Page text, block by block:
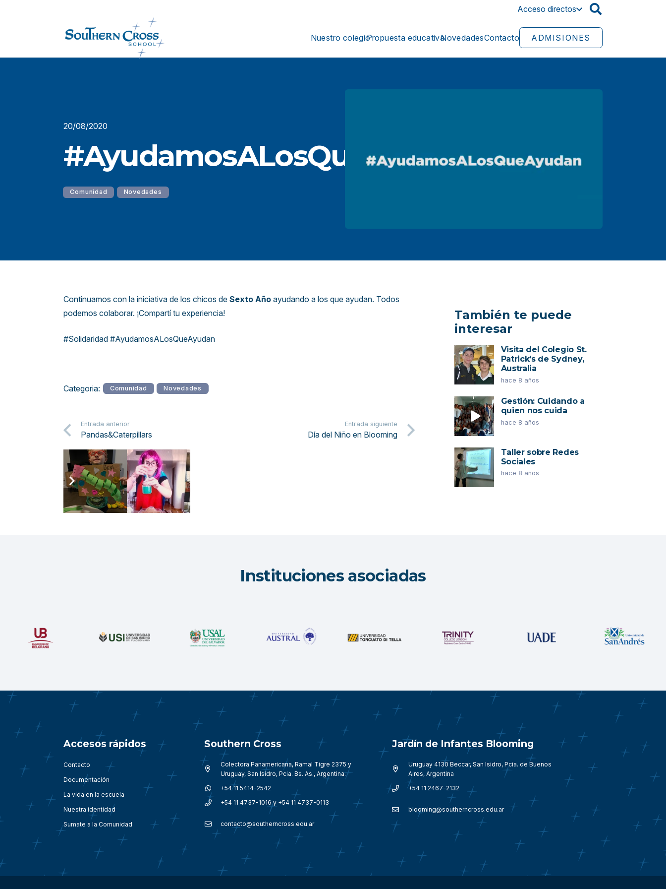
Acceso directos
Nuestro colegioPropuesta educativaNovedadesContacto ADMISIONES
20/08/2020
#AyudamosALosQueAyudan
Comunidad Novedades
Continuamos con la iniciativa de los chicos de Sexto Año ayudando a los que ayudan. Todos
podemos colaborar. ¡Compartí tu experiencia!
#Solidaridad #AyudamosALosQueAyudan
Categoria: Comunidad Novedades
Entrada anterior
Pandas&Caterpillars
Entrada siguiente
Día del Niño en Blooming
También te puede
interesar
Visita del Colegio St.
Patrick’s de Sydney,
Australia
hace 8 años
Gestión: Cuidando a
quien nos cuida
hace 8 años
Taller sobre Redes
Sociales
hace 8 años
Instituciones asociadas
Accesos rápidos
Contacto
Documentación
La vida en la escuela
Nuestra identidad
Sumate a la Comunidad
Southern Cross
Colectora Panamericana, Ramal Tigre 2375 y
Uruguay, San Isidro, Pcia. Bs. As., Argentina.
+54 11 5414-2542
+54 11 4737-1016 y +54 11 4737-0113
contacto@southerncross.edu.ar
Jardín de Infantes Blooming
Uruguay 4130 Beccar, San Isidro, Pcia. de Buenos
Aires, Argentina
+54 11 2467-2132
blooming@southerncross.edu.ar